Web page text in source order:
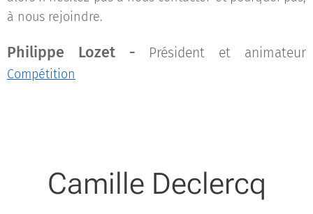
à nous rejoindre.
Philippe Lozet - Président et animateur
Compétition
Camille Declercq